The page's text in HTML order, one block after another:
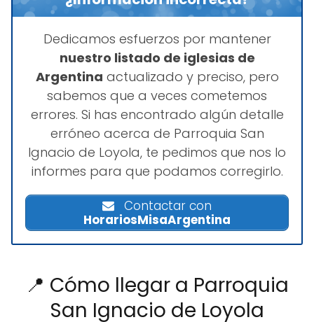
Dedicamos esfuerzos por mantener
nuestro listado de iglesias de
Argentina actualizado y preciso, pero
sabemos que a veces cometemos
errores. Si has encontrado algún detalle
erróneo acerca de Parroquia San
Ignacio de Loyola, te pedimos que nos lo
informes para que podamos corregirlo.
Contactar con
HorariosMisaArgentina
📍 Cómo llegar a Parroquia
San Ignacio de Loyola